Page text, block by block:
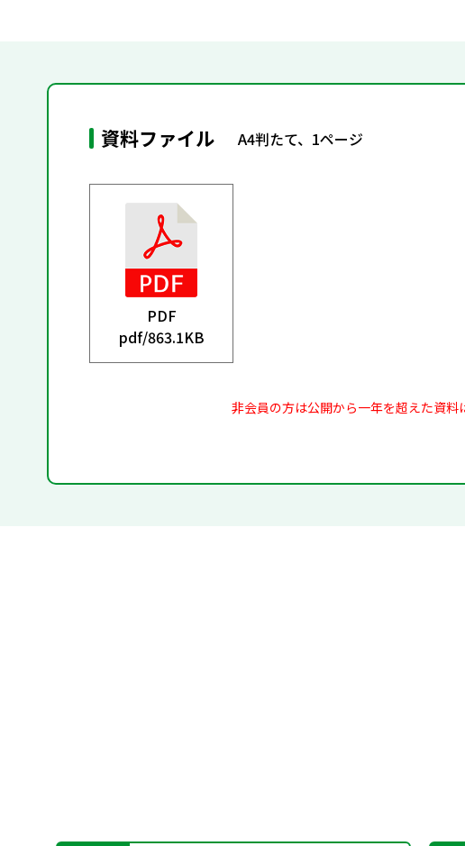
資料ファイル A4判たて、1ページ
PDF
pdf/863.1KB
非会員の方は公開から一年を超えた資料